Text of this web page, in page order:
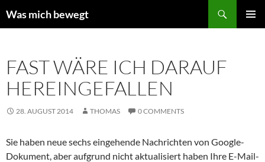
Inhalt
Was mich bewegt
FAST WÄRE ICH DARAUF
HEREINGEFALLEN
28. AUGUST 2014 THOMAS 0 COMMENTS
Sie haben neue sechs eingehende Nachrichten von Google-
Dokument, aber aufgrund nicht aktualisiert haben Ihre E-Mail-